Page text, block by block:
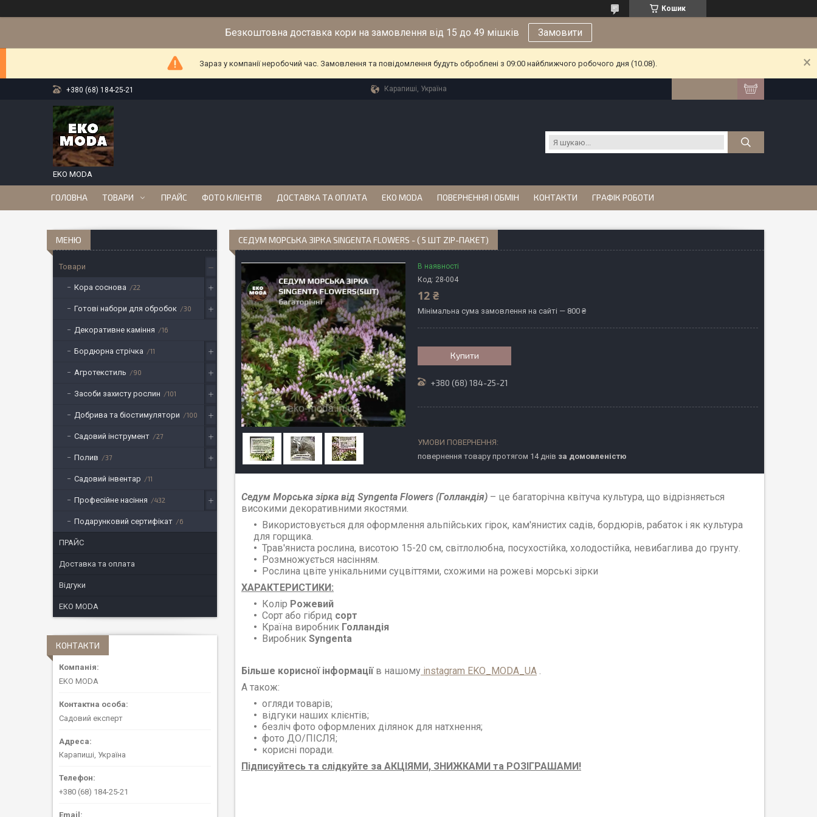
Кошик
Безкоштовна доставка кори на замовлення від 15 до 49 мішків Замовити
Зараз у компанії неробочий час. Замовлення та повідомлення будуть оброблені з 09:00 найближчого робочого дня (10.08).
+380 (68) 184-25-21 Карапиші, Україна
EKO MODA
ГОЛОВНА ТОВАРИ ПРАЙС ФОТО КЛІЄНТІВ ДОСТАВКА ТА ОПЛАТА EKO MODA ПОВЕРНЕННЯ І ОБМІН КОНТАКТИ ГРАФІК РОБОТИ
СЕДУМ МОРСЬКА ЗІРКА SINGENTA FLOWERS - ( 5 ШТ ZIP-ПАКЕТ)
В наявності
Код: 28-004
12 ₴
Мінімальна сума замовлення на сайті — 800 ₴
Купити
+380 (68) 184-25-21
повернення товару протягом 14 днів за домовленістю
Седум Морська зірка від Syngenta Flowers (Голландія) – це багаторічна квітуча культура, що відрізняється
високими декоративними якостями.
Використовується для оформлення альпійських гірок, кам'янистих садів, бордюрів, рабаток і як культура
для горщика.
Трав'яниста рослина, висотою 15-20 см, світлолюбна, посухостійка, холодостійка, невибаглива до грунту.
Розмножується насінням.
Рослина цвіте унікальними суцвіттями, схожими на рожеві морські зірки
ХАРАКТЕРИСТИКИ:
Колір Рожевий
Сорт або гібрид сорт
Країна виробник Голландія
Виробник Syngenta
Більше корисної інформаціїв нашому instagram EKO_MODA_UA
А також:
огляди товарів;
відгуки наших клієнтів;
безліч фото оформлених ділянок для натхнення;
фото ДО/ПІСЛЯ;
корисні поради.
Підписуйтесь та слідкуйте за АКЦІЯМИ, ЗНИЖКАМИ та РОЗІГРАШАМИ!
Товари
Кора соснова 22
Готові набори для обробок 30
Декоративне каміння 16
Бордюрна стрічка 11
Агротекстиль 90
Засоби захисту рослин 101
Добрива та біостимулятори 100
Садовий інструмент 27
Полив 37
Садовий інвентар 11
Професійне насіння 432
Подарунковий сертифікат 6
ПРАЙС
Доставка та оплата
Відгуки
EKO MODA
КОНТАКТИ
EKO MODA
Садовий експерт
Карапиші, Україна
+380 (68) 184-25-21